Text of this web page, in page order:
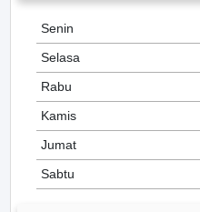
Senin
Selasa
Rabu
Kamis
Jumat
Sabtu